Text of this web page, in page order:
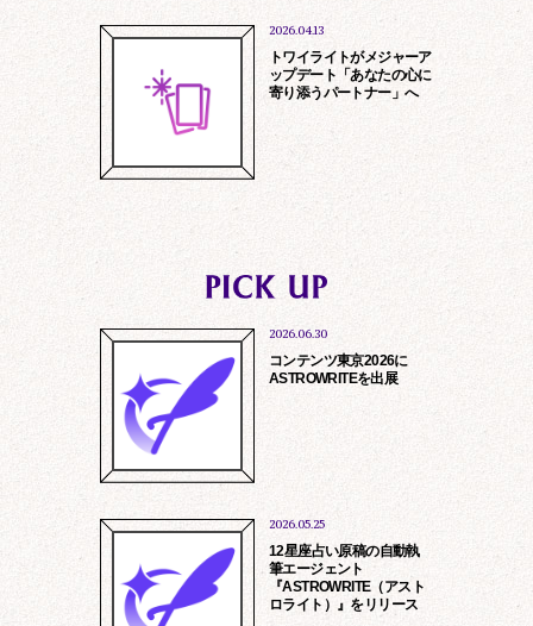
情報提供、サービス提供
お問い合わせに対する回答、アフターサ
商品の発送、資料等の送付
当社及び第三者よりの商品、サービスの
ご案内、勧誘
マーケティング調査、分析
他、各サービス個別に定める目的のため
人材紹介会社の皆様へ
行っておりません。
営業のお電話等ご遠慮くださいますよ
う、お願い申し上げます。
toiawase@rockme.co.jp
2026.04.13
トワイライトがメジャーア
ップデート「あなたの心に
寄り添うパートナー」へ
2026.06.30
コンテンツ東京2026に
ASTROWRITEを出展
2026.05.25
12星座占い原稿の自動執
筆エージェント
『ASTROWRITE（アスト
ロライト）』をリリース